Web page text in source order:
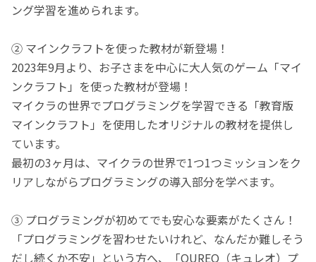
ング学習を進められます。
② マインクラフトを使った教材が新登場！
2023年9月より、お子さまを中心に大人気のゲーム「マイ
ンクラフト」を使った教材が登場！
マイクラの世界でプログラミングを学習できる「教育版
マインクラフト」を使用したオリジナルの教材を提供し
ています。
最初の3ヶ月は、マイクラの世界で1つ1つミッションをク
リアしながらプログラミングの導入部分を学べます。
③ プログラミングが初めてでも安心な要素がたくさん！
「プログラミングを習わせたいけれど、なんだか難しそう
だし続くか不安」という方へ、「QUREO（キュレオ）プ